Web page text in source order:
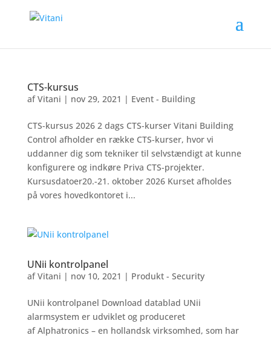
CTS-kursus
afVitani | nov 29, 2021 | Event - Building
CTS-kursus 2026 2 dags CTS-kurser Vitani Building
Control afholder en række CTS-kurser, hvor vi
uddanner dig som tekniker til selvstændigt at kunne
konfigurere og indkøre Priva CTS-projekter.
Kursusdatoer20.-21. oktober 2026 Kurset afholdes
på vores hovedkontoret i...
UNii kontrolpanel
afVitani | nov 10, 2021 | Produkt - Security
UNii kontrolpanel Download datablad UNii
alarmsystem er udviklet og produceret
af Alphatronics – en hollandsk virksomhed, som har